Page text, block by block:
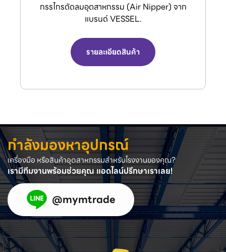
VENZ พัดลมอุตสาหกรรมใบดำและพัดลมระบาย
อากาศ
รายละเอียดสินค้า
กำลังมองหาอุปกรณ์
เครื่องมือ หรือสินค้าอุตสาหกรรมสำหรับโรงงานของคุณ?
เรามีทีมงานพร้อมช่วยคุณ แอดไลน์ปรึกษาเราเลย!
@mymtrade